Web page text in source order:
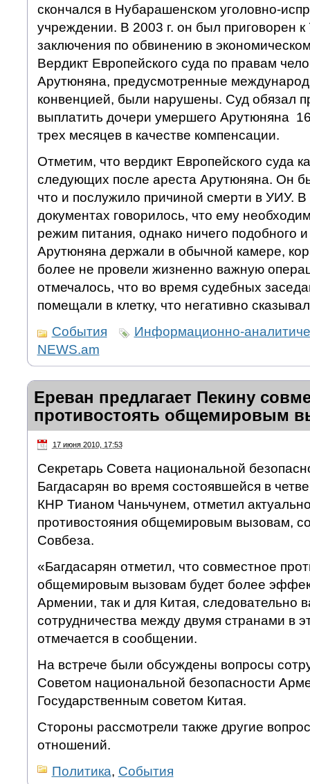
скончался в Нубарашенском уголовно-
учреждении. В 2003 г. он был приговорен
заключения по обвинению в
Вердикт Европейского суда по правам
Арутюняна, предусмотренные
конвенцией, были нарушены. Суд обязал
выплатить дочери умершего Арутюняна
трех месяцев в качестве компенсации.
Отметим, что вердикт Европейского суда
следующих после ареста Арутюняна. Он
что и послужило причиной смерти в УИУ.
документах говорилось, что ему
режим питания, однако ничего подобного
Арутюняна держали в обычной камере,
более не провели жизненно важную
отмечалось, что во время судебных
помещали в клетку, что негативно
События
Информационно-
NEWS.am
Ереван предлагает Пекину
противостоять общемировым
17 июня 2010, 17:53
Секретарь Совета национальной
Багдасарян во время состоявшейся в
КНР Тианом Чаньчунем, отметил
противостояния общемировым вызовам,
Совбеза.
«Багдасарян отметил, что совместное
общемировым вызовам будет более
Армении, так и для Китая, следовательно
сотрудничества между двумя странами в
отмечается в сообщении.
На встрече были обсуждены вопросы
Советом национальной безопасности
Государственным советом Китая.
Стороны рассмотрели также другие
отношений.
Политика, События